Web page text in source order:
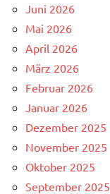
Juni 2026
Mai 2026
April 2026
März 2026
Februar 2026
Januar 2026
Dezember 2025
November 2025
Oktober 2025
September 2025